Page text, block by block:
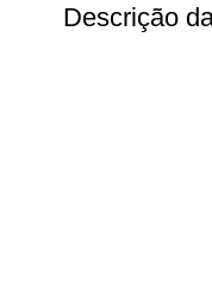
Descrição